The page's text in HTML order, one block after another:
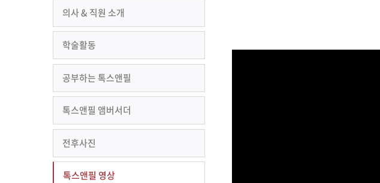
의사 & 직원 소개
학술활동
공부하는 톡스앤필
톡스앤필 앰버서더
전후사진
톡스앤필 영상